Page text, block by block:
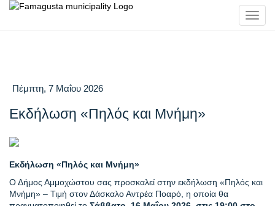
Πέμπτη, 7 Μαΐου 2026
Εκδήλωση «Πηλός και Μνήμη»
Εκδήλωση «Πηλός και Μνήμη»
Ο Δήμος Αμμοχώστου σας προσκαλεί στην εκδήλωση «Πηλός και
Μνήμη» – Τιμή στον Δάσκαλο Αντρέα Ποαρό, η οποία θα